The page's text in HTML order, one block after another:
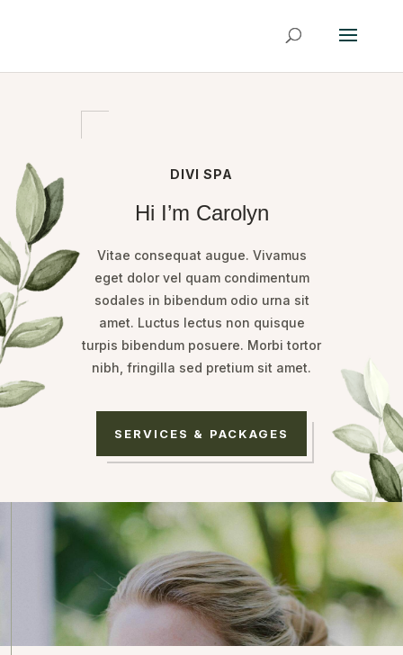
DIVI SPA
Hi I’m Carolyn
Vitae consequat augue. Vivamus
eget dolor vel quam condimentum
sodales in bibendum odio urna sit
amet. Luctus lectus non quisque
turpis bibendum posuere. Morbi tortor
nibh, fringilla sed pretium sit amet.
SERVICES & PACKAGES